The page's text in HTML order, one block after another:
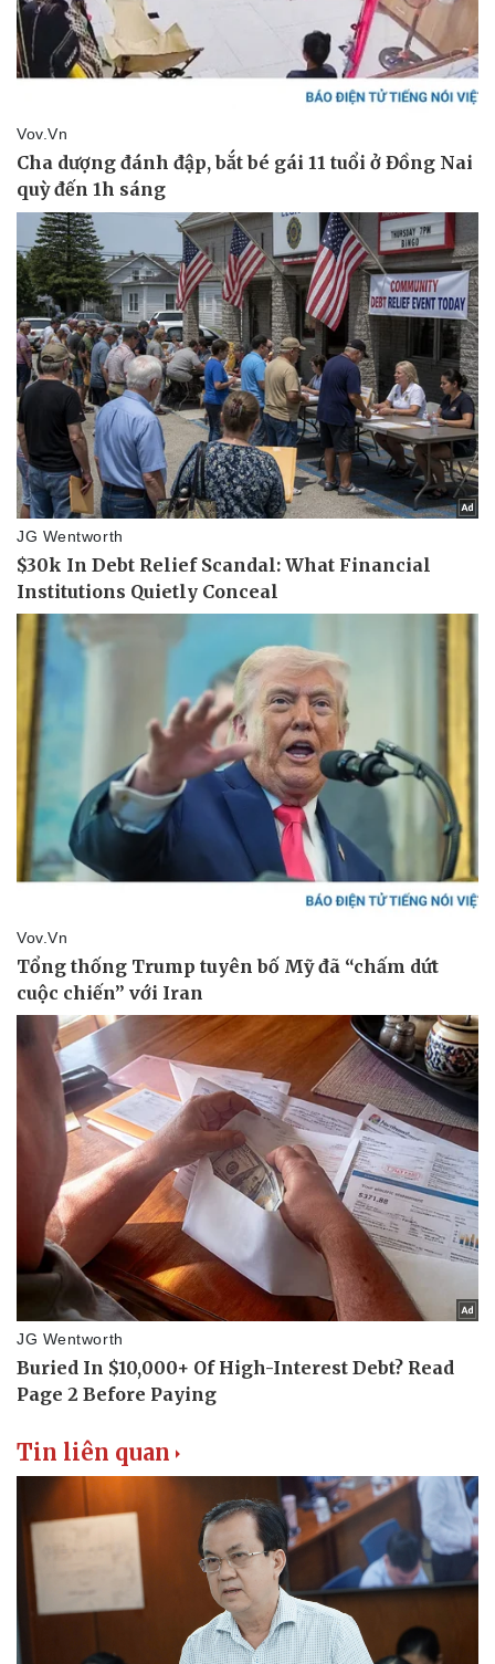
Sức khỏe
Dinh dưỡng - món ngon
Cây thuốc
Sản phụ khoa
Nhi khoa
Nam khoa
Làm đẹp - giảm cân
Phòng mạch online
Ăn sạch sống khỏe
Đời sống
Nhà đẹp
Blog
Tình yêu - Gia đình
Văn hóa
Sân khấu - Điện ảnh
Văn học
Di sản
Giải trí
Nghệ sĩ
Thời trang
Sao Việt
Tin liên quan